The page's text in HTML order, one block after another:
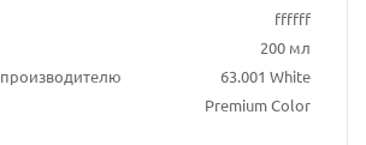
ffffff
200 мл
63.001 White
Premium Color